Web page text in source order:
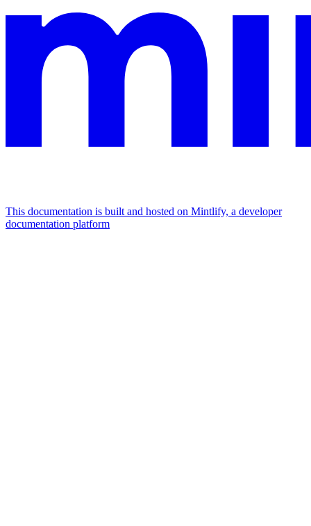
This documentation is built and hosted on Mintlify, a developer
documentation platform